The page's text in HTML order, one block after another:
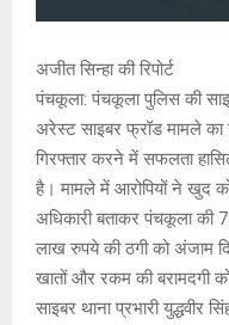
अजीत सिन्हा की रिपोर्ट
पंचकूला: पंचकूला पुलिस की
अरेस्ट साइबर फ्रॉड मामले का
गिरफ्तार करने में सफलता
है। मामले में आरोपियों ने खुद
अधिकारी बताकर पंचकूला की
लाख रुपये की ठगी को अंजाम
खातों और रकम की बरामदगी
साइबर थाना प्रभारी युद्धवीर